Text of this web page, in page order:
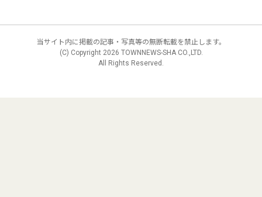
当サイト内に掲載の記事・写真等の無断転載を禁止します。
(C) Copyright 2026 TOWNNEWS-SHA CO.,LTD.
All Rights Reserved.